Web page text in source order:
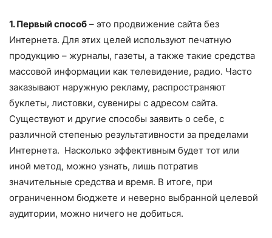
1. Первый способ – это продвижение сайта без
Интернета. Для этих целей используют печатную
продукцию – журналы, газеты, а также такие средства
массовой информации как телевидение, радио. Часто
заказывают наружную рекламу, распространяют
буклеты, листовки, сувениры с адресом сайта.
Существуют и другие способы заявить о себе, с
различной степенью результативности за пределами
Интернета. Насколько эффективным будет тот или
иной метод, можно узнать, лишь потратив
значительные средства и время. В итоге, при
ограниченном бюджете и неверно выбранной целевой
аудитории, можно ничего не добиться.